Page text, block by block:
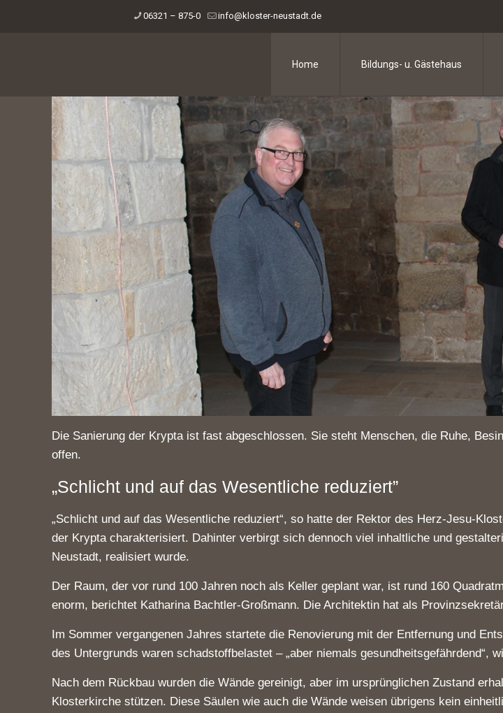
06321 – 875-0 info@kloster-neustadt.de
Home Bildungs- u. Gästehaus
Die Sanierung der Krypta ist fast abgeschlossen. Sie steht Menschen, die Ruhe,
offen.
„Schlicht und auf das Wesentliche reduziert”
„Schlicht und auf das Wesentliche reduziert“, so hatte der Rektor des Herz-Jesu-
der Krypta charakterisiert. Dahinter verbirgt sich dennoch viel inhaltliche und
Neustadt, realisiert wurde.
Der Raum, der vor rund 100 Jahren noch als Keller geplant war, ist rund 160
enorm, berichtet Katharina Bachtler-Großmann. Die Architektin hat als
Im Sommer vergangenen Jahres startete die Renovierung mit der Entfernung und
des Untergrunds waren schadstoffbelastet – „aber niemals gesundheitsgefährdend“,
Nach dem Rückbau wurden die Wände gereinigt, aber im ursprünglichen Zustand
Klosterkirche stützen. Diese Säulen wie auch die Wände weisen übrigens kein